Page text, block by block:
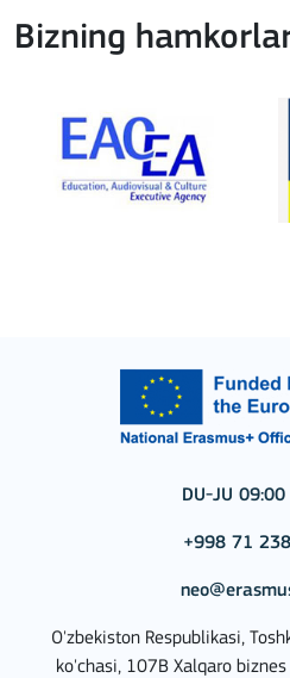
Bizning
DU-JU
+998 71
O'zbekiston Respublikasi,
ko'chasi, 107B Xalqaro